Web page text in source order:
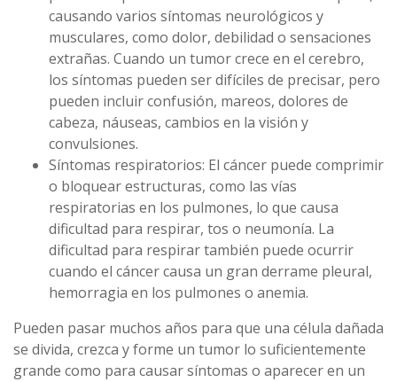
causando varios síntomas neurológicos y
musculares, como dolor, debilidad o sensaciones
extrañas. Cuando un tumor crece en el cerebro,
los síntomas pueden ser difíciles de precisar, pero
pueden incluir confusión, mareos, dolores de
cabeza, náuseas, cambios en la visión y
convulsiones.
Síntomas respiratorios: El cáncer puede comprimir
o bloquear estructuras, como las vías
respiratorias en los pulmones, lo que causa
dificultad para respirar, tos o neumonía. La
dificultad para respirar también puede ocurrir
cuando el cáncer causa un gran derrame pleural,
hemorragia en los pulmones o anemia.
Pueden pasar muchos años para que una célula dañada
se divida, crezca y forme un tumor lo suficientemente
grande como para causar síntomas o aparecer en un